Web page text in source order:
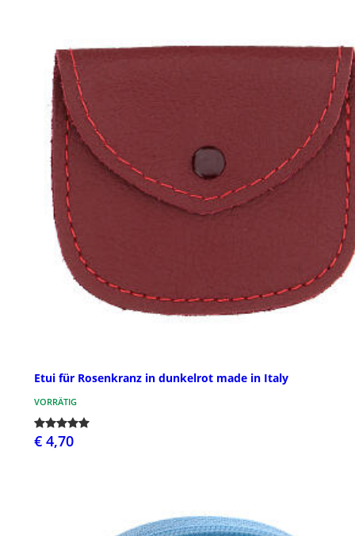
Etui für Rosenkranz in dunkelrot made in Italy
VORRÄTIG
€ 4,70